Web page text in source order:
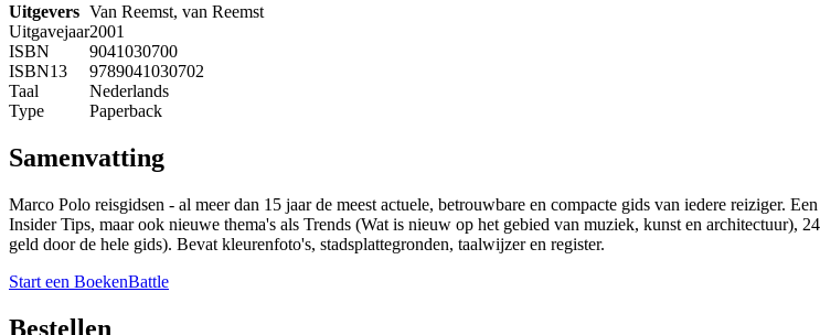
Uitgevers Van Reemst, van Reemst
Uitgavejaar2001
ISBN
9041030700
ISBN13
9789041030702
Taal
Nederlands
Type
Paperback
Samenvatting
Marco Polo reisgidsen - al meer dan 15 jaar de meest actuele, betrouwbare en compacte gids van iedere reiziger.
Insider Tips, maar ook nieuwe thema's als Trends (Wat is nieuw op het gebied van muziek, kunst en
geld door de hele gids). Bevat kleurenfoto's, stadsplattegronden, taalwijzer en register.
Start een BoekenBattle
Bestellen